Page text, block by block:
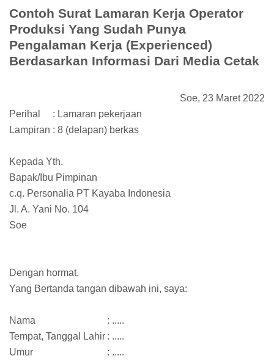
Contoh Surat Lamaran Kerja Operator
Produksi Yang Sudah Punya
Pengalaman Kerja (Experienced)
Berdasarkan Informasi Dari Media Cetak
Soe, 23 Maret 2022
Perihal
: Lamaran pekerjaan
Lampiran : 8 (delapan) berkas
Kepada Yth.
Bapak/Ibu Pimpinan
c.q. Personalia PT Kayaba Indonesia
Jl. A. Yani No. 104
Soe
Dengan hormat,
Yang Bertanda tangan dibawah ini, saya:
Nama
: .....
Tempat, Tanggal Lahir : .....
Umur
: .....